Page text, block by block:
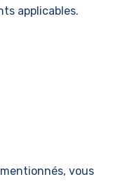
applicables.
vous